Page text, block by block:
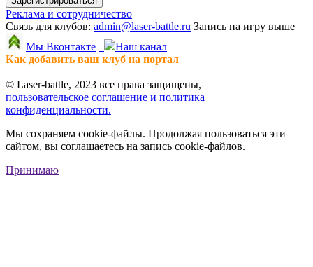
Реклама и сотрудничество
Связь для клубов: admin@laser-battle.ru Запись на игру выше
Мы Вконтакте
Наш канал
Как добавить ваш клуб на портал
© Laser-battle, 2023 все права защищены,
пользовательское соглашение и политика
конфиденциальности.
Мы сохраняем cookie-файлы. Продолжая пользоваться эти
сайтом, вы соглашаетесь на запись cookie-файлов.
Принимаю